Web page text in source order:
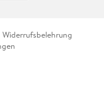
Widerrufsbelehrung